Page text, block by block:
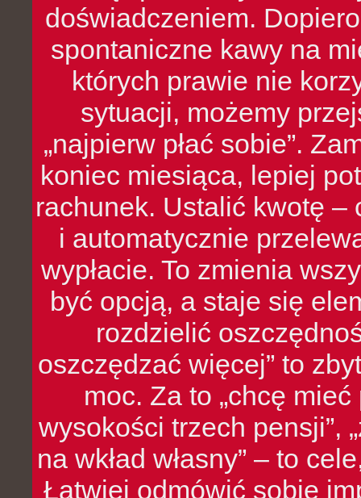
doświadczeniem.
spontaniczne kawy na
których prawie nie
sytuacji, możemy
„najpierw płać sobie”.
koniec miesiąca, lepiej
rachunek. Ustalić kwotę
i automatycznie
wypłacie. To zmienia
być opcją, a staje się
rozdzielić
oszczędzać więcej” to
moc. Za to „chcę
wysokości trzech pensji”,
na wkład własny” – to
Łatwiej odmówić sobie